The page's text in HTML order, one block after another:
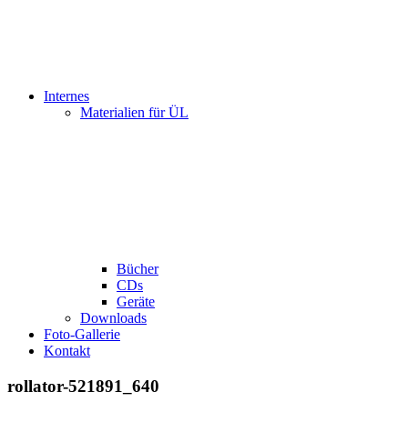
Internes
Materialien für ÜL
Bücher
CDs
Geräte
Downloads
Foto-Gallerie
Kontakt
rollator-521891_640